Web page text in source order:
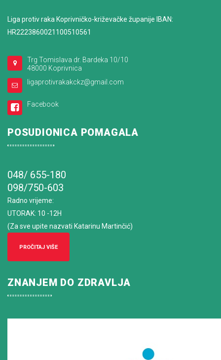
Liga protiv raka Koprivničko-križevačke županije IBAN:
HR2223860021100510561
Trg Tomislava dr. Bardeka 10/10
48000 Koprivnica
ligaprotivrakakckz@gmail.com
Facebook
POSUDIONICA POMAGALA
048/ 655-180
098/750-603
Radno vrijeme:
UTORAK: 10 -12H
(Za sve upite nazvati Katarinu Martinčić)
PROČITAJ VIŠE
ZNANJEM DO ZDRAVLJA